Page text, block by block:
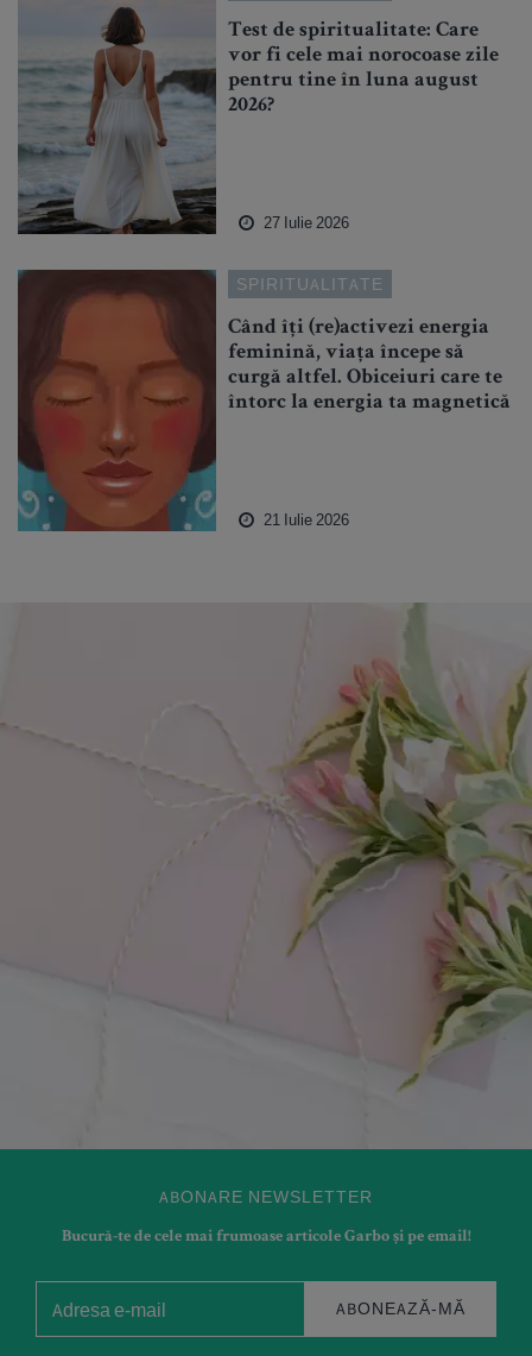
Test de spiritualitate: Care
vor fi cele mai norocoase zile
pentru tine în luna august
2026?
27 Iulie 2026
SPIRITUALITATE
Când îți (re)activezi energia
feminină, viața începe să
curgă altfel. Obiceiuri care te
întorc la energia ta magnetică
21 Iulie 2026
ABONARE NEWSLETTER
Bucură-te de cele mai frumoase articole Garbo și pe email!
ABONEAZĂ-MĂ